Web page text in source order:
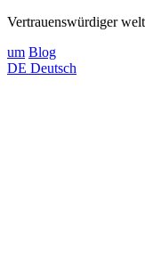
Vertrauenswürdiger
um Blog
DE Deutsch